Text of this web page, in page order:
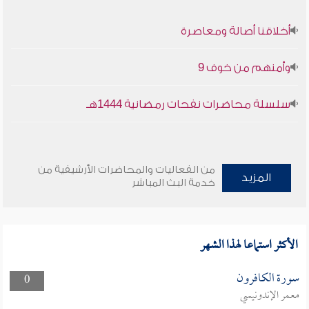
أخلاقنا أصالة ومعاصرة
وأمنهم من خوف 9
سلسلة محاضرات نفحات رمضانية 1444هـ
المزيد
من الفعاليات والمحاضرات الأرشيفية من
خدمة البث المباشر
الأكثر استماعا لهذا الشهر
0 سورة الكافرون
معمر الإندونيسي